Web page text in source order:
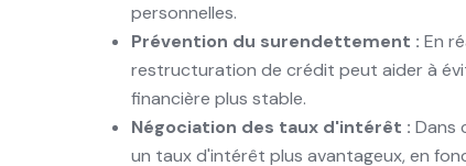
personnelles.
Prévention du surendettement : En
restructuration de crédit peut aider à
financière plus stable.
Négociation des taux d'intérêt : Dans
un taux d'intérêt plus avantageux, en